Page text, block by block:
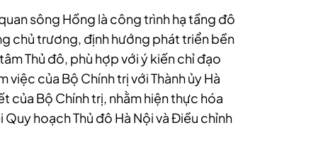
sông Hồng là công trình hạ tầng đô
chủ trương, định hướng phát triển bền
Thủ đô, phù hợp với ý kiến chỉ đạo
của Bộ Chính trị với Thành ủy Hà
của Bộ Chính trị, nhằm hiện thực hóa
hoạch Thủ đô Hà Nội và Điều chỉnh